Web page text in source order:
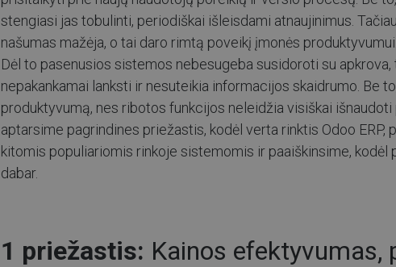
stengiasi jas tobulinti, periodiškai išleisdami atnaujinimus.
našumas mažėja, o tai daro rimtą poveikį įmonės produktyvumui.
Dėl to pasenusios sistemos nebesugeba susidoroti su
nepakankamai lanksti ir nesuteikia informacijos skaidrumo. Be
produktyvumą, nes ribotos funkcijos neleidžia visiškai
aptarsime pagrindines priežastis, kodėl verta rinktis Odoo ERP,
kitomis populiariomis rinkoje sistemomis ir paaiškinsime,
dabar.
1 priežastis: Kainos efektyvumas,